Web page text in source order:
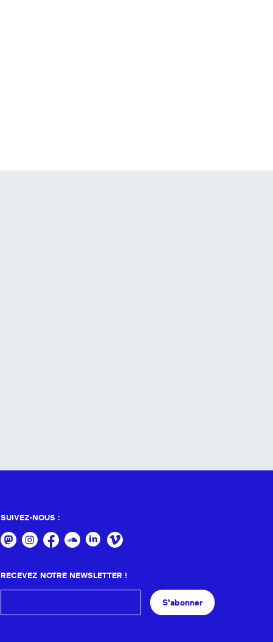
SUIVEZ-NOUS :
RECEVEZ NOTRE NEWSLETTER !
S'abonner